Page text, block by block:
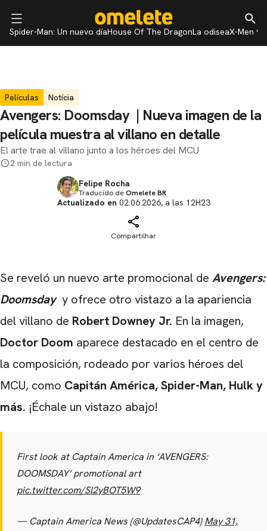
Spider-Man: Un nuevo díaHouse Of The DragonLa odiseaX-Men 97
Películas Notícia
Avengers: Doomsday | Nueva imagen de la
película muestra al villano en detalle
El arte trae al villano junto a los héroes del MCU
2 min de lectura
Felipe Rocha
Traducido deOmelete BR
Actualizado en 02.06.2026, a las 12H23
Compartilhar
Se reveló un nuevo arte promocional de Avengers:
Doomsday y ofrece otro vistazo a la apariencia
del villano de Robert Downey Jr. En la imagen,
Doctor Doom aparece destacado en el centro de
la composición, rodeado por varios héroes del
MCU, como Capitán América, Spider-Man, Hulk y
más. ¡Échale un vistazo abajo!
First look at Captain America in ‘AVENGERS:
DOOMSDAY’ promotional art
pic.twitter.com/Sl2yBOT5W9
— Captain America News (@UpdatesCAP4)May 31,